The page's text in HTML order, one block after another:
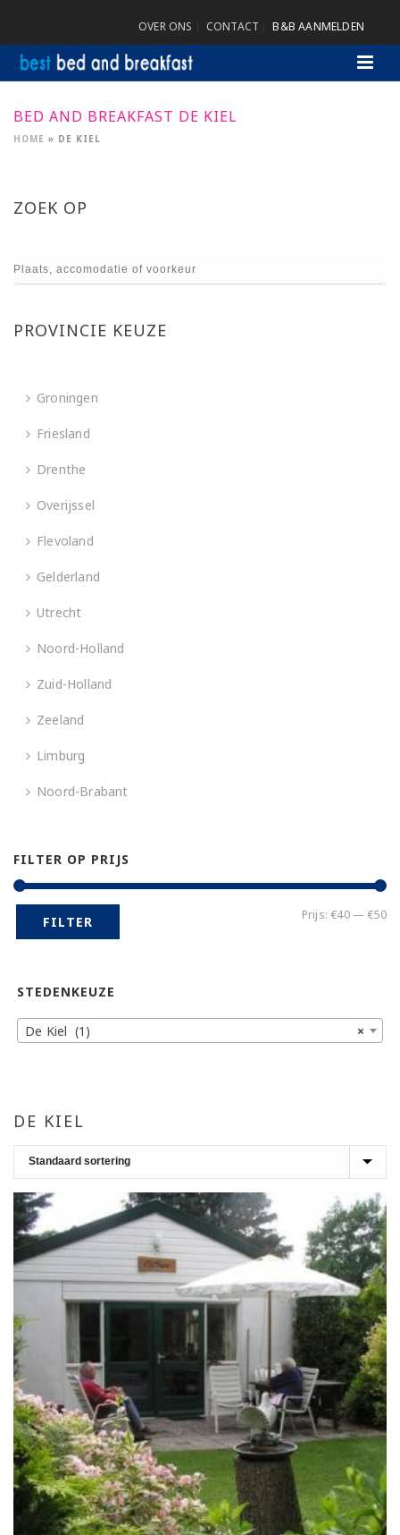
OVER ONS CONTACT B&B AANMELDEN
BED AND BREAKFAST DE KIEL
HOME » DE KIEL
DE KIEL
ZOEK OP
PROVINCIE KEUZE
Groningen
Friesland
Drenthe
Overijssel
Flevoland
Gelderland
Utrecht
Noord-Holland
Zuid-Holland
Zeeland
Limburg
Noord-Brabant
FILTER OP PRIJS
FILTER Prijs:€40—€50
STEDENKEUZE
×
De Kiel (1)